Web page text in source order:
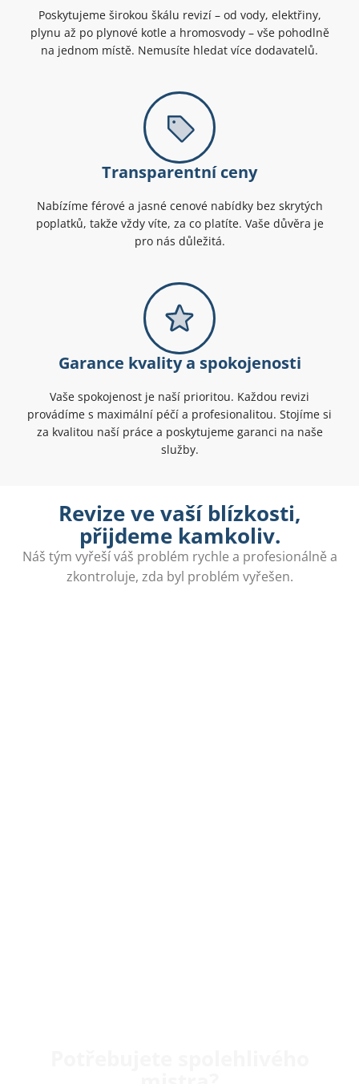
Poskytujeme širokou škálu revizí – od vody, elektřiny,
plynu až po plynové kotle a hromosvody – vše pohodlně
na jednom místě. Nemusíte hledat více dodavatelů.
Transparentní ceny
Nabízíme férové a jasné cenové nabídky bez skrytých
poplatků, takže vždy víte, za co platíte. Vaše důvěra je
pro nás důležitá.
Garance kvality a spokojenosti
Vaše spokojenost je naší prioritou. Každou revizi
provádíme s maximální péčí a profesionalitou. Stojíme si
za kvalitou naší práce a poskytujeme garanci na naše
služby.
Revize ve vaší blízkosti,
přijdeme kamkoliv.
Náš tým vyřeší váš problém rychle a profesionálně a
zkontroluje, zda byl problém vyřešen.